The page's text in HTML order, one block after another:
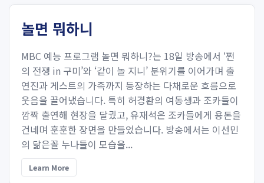
놀면 뭐하니
MBC 예능 프로그램 놀면 뭐하니?는 18일 방송에서 ‘쩐
의 전쟁 in 구미’와 ‘같이 놀 지니’ 분위기를 이어가며 출
연진과 게스트의 가족까지 등장하는 다채로운 흐름으로
웃음을 끌어냈습니다. 특히 허경환의 여동생과 조카들이
깜짝 출연해 현장을 달궜고, 유재석은 조카들에게 용돈을
건네며 훈훈한 장면을 만들었습니다. 방송에서는 이선민
의 닮은꼴 누나들이 모습을...
Learn More